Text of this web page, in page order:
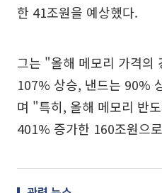
한 41조원을 예상했다.
그는 "올해 메모리 가격의
107% 상승, 낸드는 90%
며 "특히, 올해 메모리 반
401% 증가한 160조원으